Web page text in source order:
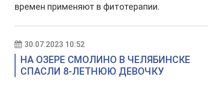
времен применяют в фитотерапии.
30.07.2023 10:52
НА ОЗЕРЕ СМОЛИНО В ЧЕЛЯБИНСКЕ
СПАСЛИ 8-ЛЕТНЮЮ ДЕВОЧКУ